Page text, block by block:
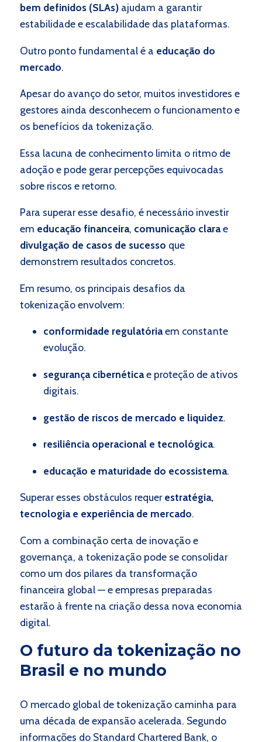
bem definidos (SLAs)ajudam a garantir
estabilidade e escalabilidade das plataformas.
Outro ponto fundamental é a educação do
mercado.
Apesar do avanço do setor, muitos investidores e
gestores ainda desconhecem o funcionamento e
os benefícios da tokenização.
Essa lacuna de conhecimento limita o ritmo de
adoção e pode gerar percepções equivocadas
sobre riscos e retorno.
Para superar esse desafio, é necessário investir
em educação financeira, comunicação clarae
divulgação de casos de sucesso que
demonstrem resultados concretos.
Em resumo, os principais desafios da
tokenização envolvem:
conformidade regulatóriaem constante
evolução.
segurança cibernéticae proteção de ativos
digitais.
gestão de riscos de mercado e liquidez.
resiliência operacional e tecnológica.
educação e maturidade do ecossistema.
Superar esses obstáculos requerestratégia,
tecnologia e experiência de mercado.
Com a combinação certa de inovação e
governança, a tokenização pode se consolidar
como um dos pilares da transformação
financeira global — e empresas preparadas
estarão à frente na criação dessa nova economia
digital.
O futuro da tokenização no
Brasil e no mundo
O mercado global de tokenização caminha para
uma década de expansão acelerada. Segundo
informações do Standard Chartered Bank, o